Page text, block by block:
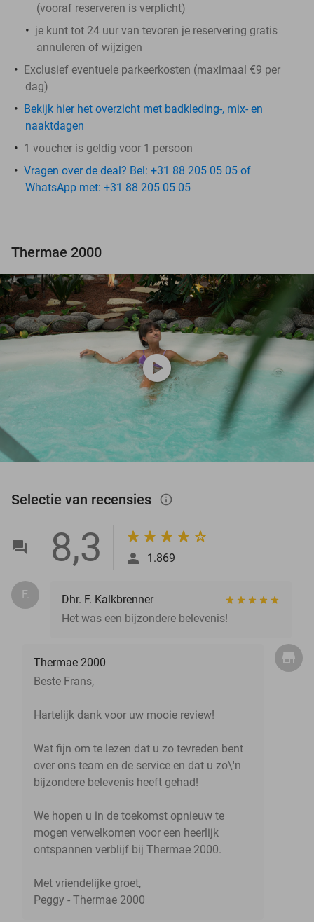
(vooraf reserveren is verplicht)
je kunt tot 24 uur van tevoren je reservering gratis
annuleren of wijzigen
Exclusief eventuele parkeerkosten (maximaal €9 per
dag)
Bekijk hier het overzicht met badkleding-, mix- en
naaktdagen
1 voucher is geldig voor 1 persoon
Vragen over de deal? Bel: +31 88 205 05 05 of
WhatsApp met: +31 88 205 05 05
Thermae 2000
play_circle
Selectie van recensies info_outlined
8,3 1.869
F.
Dhr. F. Kalkbrenner
Het was een bijzondere belevenis!
Thermae 2000
Beste Frans,
Hartelijk dank voor uw mooie review!
Wat fijn om te lezen dat u zo tevreden bent
over ons team en de service en dat u zo\'n
bijzondere belevenis heeft gehad!
We hopen u in de toekomst opnieuw te
mogen verwelkomen voor een heerlijk
ontspannen verblijf bij Thermae 2000.
Met vriendelijke groet,
Peggy - Thermae 2000